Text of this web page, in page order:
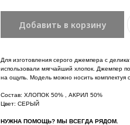
Добавить в корзину
Для изготовления серого джемпера с
использовали мягчайший хлопок. Джемпер
на ощупь. Модель можно носить комплектуя
Состав: ХЛОПОК 50% , АКРИЛ 50%
Цвет: СЕРЫЙ
НУЖНА ПОМОЩЬ? МЫ ВСЕГДА РЯДОМ.